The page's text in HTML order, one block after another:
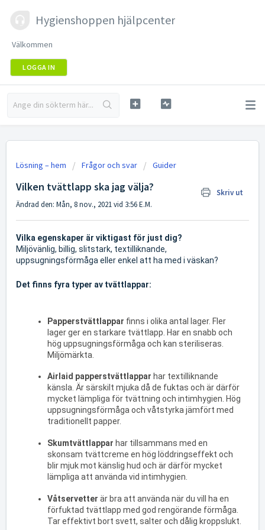
Hygienshoppen hjälpcenter
Välkommen
LOGGA IN
Lösning – hem Frågor och svar Guider
Vilken tvättlapp ska jag välja?
Skriv ut
Ändrad den: Mån, 8 nov., 2021 vid 3:56 E.M.
Vilka egenskaper är viktigast för just dig?
Miljövänlig, billig, slitstark, textilliknande,
uppsugningsförmåga eller enkel att ha med i väskan?
Det finns fyra typer av tvättlappar:
Papperstvättlappar finns i olika antal lager. Fler
lager ger en starkare tvättlapp. Har en snabb och
hög uppsugningsförmåga och kan steriliseras.
Miljömärkta.
Airlaid papperstvättlappar har textilliknande
känsla. Är särskilt mjuka då de fuktas och är därför
mycket lämpliga för tvättning och intimhygien. Hög
uppsugningsförmåga och våtstyrka jämfört med
traditionellt papper.
Skumtvättlappar har tillsammans med en
skonsam tvättcreme en hög löddringseffekt och
blir mjuk mot känslig hud och är därför mycket
lämpliga att använda vid intimhygien.
Våtservetter är bra att använda när du vill ha en
förfuktad tvättlapp med god rengörande förmåga.
Tar effektivt bort svett, salter och dålig kroppslukt.